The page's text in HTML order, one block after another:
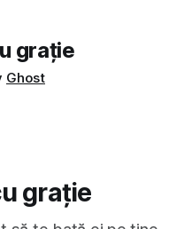
grație
Ghost
grație